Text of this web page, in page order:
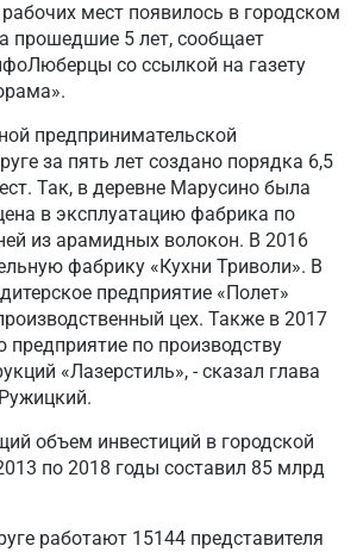
мест появилось в городском
прошедшие 5 лет, сообщает
со ссылкой на газету
предпринимательской
за пять лет создано порядка 6,5
Так, в деревне Марусино была
в эксплуатацию фабрика по
из арамидных волокон. В 2016
фабрику «Кухни Триволи». В
предприятие «Полет»
цех. Также в 2017
предприятие по производству
«Лазерстиль», - сказал глава
объем инвестиций в городской
по 2018 годы составил 85 млрд
работают 15144 представителя